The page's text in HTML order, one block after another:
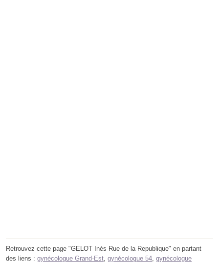
Retrouvez cette page "GELOT Inès Rue de la Republique" en partant
des liens : gynécologue Grand-Est gynécologue 54 gynécologue